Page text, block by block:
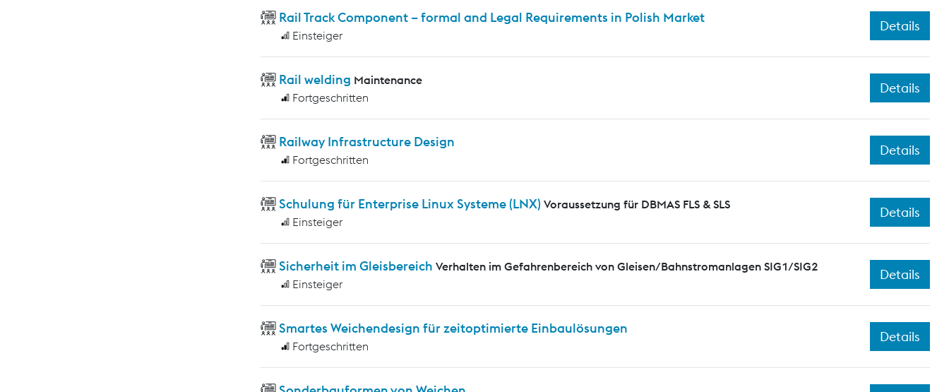
Rail Track Component – formal and Legal Requirements in Polish Market
Einsteiger
Details
Rail welding Maintenance
Fortgeschritten
Details
Railway Infrastructure Design
Fortgeschritten
Details
Schulung für Enterprise Linux Systeme (LNX) Voraussetzung für DBMAS FLS & SLS
Einsteiger
Details
Sicherheit im Gleisbereich Verhalten im Gefahrenbereich von Gleisen/Bahnstromanlagen SIG1/SIG2
Einsteiger
Details
Smartes Weichendesign für zeitoptimierte Einbaulösungen
Fortgeschritten
Details